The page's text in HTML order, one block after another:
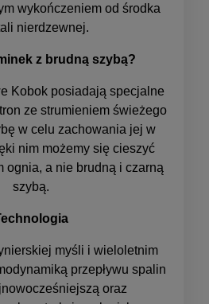
wykończeniem od środka
nierdzewnej.
z brudną szybą?
Kobok posiadają specjalne
ze strumieniem świeżego
w celu zachowania jej w
nim możemy się cieszyć
ognia, a nie brudną i czarną
szybą.
myśli i wieloletnim
przepływu spalin
oraz